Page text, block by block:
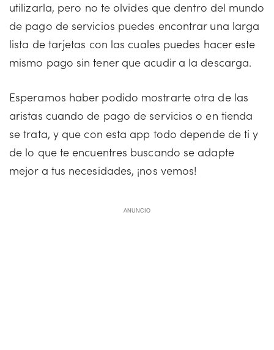
utilizarla, pero no te olvides que dentro del mundo
de pago de servicios puedes encontrar una larga
lista de tarjetas con las cuales puedes hacer este
mismo pago sin tener que acudir a la descarga.
Esperamos haber podido mostrarte otra de las
aristas cuando de pago de servicios o en tienda
se trata, y que con esta app todo depende de ti y
de lo que te encuentres buscando se adapte
mejor a tus necesidades, ¡nos vemos!
ANUNCIO